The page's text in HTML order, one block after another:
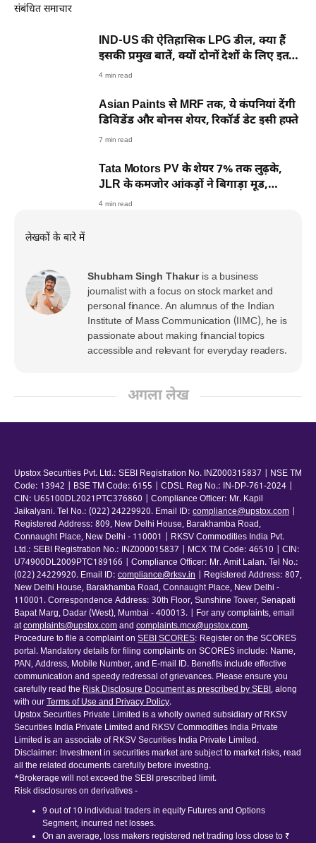
संबंधित समाचार
IND-US की ऐतिहासिक LPG डील, क्या हैं
इसकी प्रमुख बातें, क्यों दोनों देशों के लिए इतनी
अहम?
4 min read
Asian Paints से MRF तक, ये कंपनियां देंगी
डिविडेंड और बोनस शेयर, रिकॉर्ड डेट इसी हफ्ते
7 min read
Tata Motors PV के शेयर 7% तक लुढ़के,
JLR के कमजोर आंकड़ों ने बिगाड़ा मूड,
एक्सपर्ट्स की राय
4 min read
लेखकों के बारे में
Shubham Singh Thakur is a business
journalist with a focus on stock market and
personal finance. An alumnus of the Indian
Institute of Mass Communication (IIMC), he is
passionate about making financial topics
accessible and relevant for everyday readers.
अगला लेख
Upstox Securities Pvt. Ltd.: SEBI Registration No. INZ000315837 | NSE TM
Code: 13942 | BSE TM Code: 6155 | CDSL Reg No.: IN-DP-761-2024 |
CIN: U65100DL2021PTC376860 | Compliance Officer: Mr. Kapil
Jaikalyani. Tel No.: (022) 24229920. Email ID: compliance@upstox.com
Registered Address: 809, New Delhi House, Barakhamba Road,
Connaught Place, New Delhi - 110001 | RKSV Commodities India Pvt.
Ltd.: SEBI Registration No.: INZ000015837 | MCX TM Code: 46510 | CIN:
U74900DL2009PTC189166 | Compliance Officer: Mr. Amit Lalan. Tel No.:
(022) 24229920. Email ID: compliance@rksv.in
| Registered Address: 807,
New Delhi House, Barakhamba Road, Connaught Place, New Delhi -
110001. Correspondence Address: 30th Floor, Sunshine Tower, Senapati
Bapat Marg, Dadar (West), Mumbai - 400013. | For any complaints, email
atcomplaints@upstox.comand complaints.mcx@upstox.com.
Procedure to file a complaint on SEBI SCORES: Register on the SCORES
portal. Mandatory details for filing complaints on SCORES include: Name,
PAN, Address, Mobile Number, and E-mail ID. Benefits include effective
communication and speedy redressal of grievances. Please ensure you
carefully read the Risk Disclosure Document as prescribed by SEBI, along
with ourTerms of Use and Privacy Policy.
Upstox Securities Private Limited is a wholly owned subsidiary of RKSV
Securities India Private Limited and RKSV Commodities India Private
Limited is an associate of RKSV Securities India Private Limited.
Disclaimer: Investment in securities market are subject to market risks, read
all the related documents carefully before investing.
*Brokerage will not exceed the SEBI prescribed limit.
Risk disclosures on derivatives -
9 out of 10 individual traders in equity Futures and Options
Segment, incurred net losses.
On an average, loss makers registered net trading loss close to ₹